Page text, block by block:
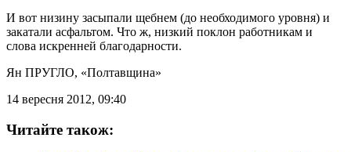
И вот низину засыпали щебнем (до необходимого уровня) и
закатали асфальтом. Что ж, низкий поклон работникам и
слова искренней благодарности.
Ян ПРУГЛО, «Полтавщина»
14 вересня 2012, 09:40
Читайте також: